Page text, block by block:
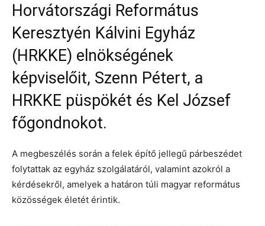
Horvátországi Református
Keresztyén Kálvini Egyház
(HRKKE) elnökségének
képviselőit, Szenn Pétert, a
HRKKE püspökét és Kel József
főgondnokot.
A megbeszélés során a felek építő jellegű párbeszédet
folytattak az egyház szolgálatáról, valamint azokról a
kérdésekről, amelyek a határon túli magyar református
közösségek életét érintik.